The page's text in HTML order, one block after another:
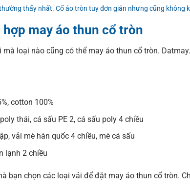
thấy nhất. Cổ áo tròn tuy đơn giản nhưng cũng không
may áo thun cổ tròn
mà loại nào cũng có thể may áo thun cổ tròn.
cotton 100%
thái, cá sấu PE 2, cá sấu poly 4 chiều
vải mè hàn quốc 4 chiều, mè cá sấu
lạnh 2 chiều
bạn chọn các loại vải để đặt may áo thun cổ tròn.